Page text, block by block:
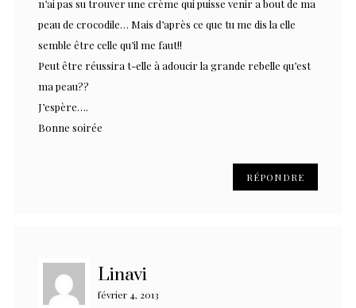
n’ai pas su trouver une crème qui puisse venir a bout de ma
peau de crocodile… Mais d’après ce que tu me dis la elle
semble être celle qu’il me faut!!
Peut être réussira t-elle à adoucir la grande rebelle qu’est
ma peau??
J’espère….
Bonne soirée
RÉPONDRE
Linavi
février 4, 2013